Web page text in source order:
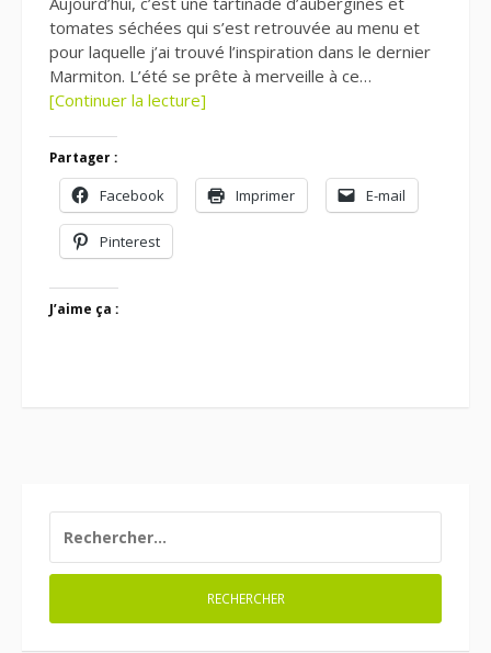
tomates séchées qui s’est retrouvée au menu et
pour laquelle j’ai trouvé l’inspiration dans le dernier
Marmiton. L’été se prête à merveille à ce…
[Continuer la lecture]
Partager :
Facebook Imprimer E-mail
Pinterest
J’aime ça :